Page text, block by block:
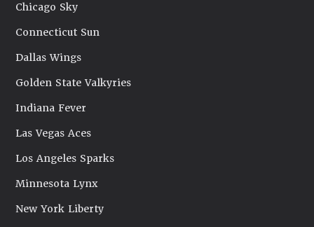
Chicago Sky
Connecticut Sun
Dallas Wings
Golden State Valkyries
Indiana Fever
Las Vegas Aces
Los Angeles Sparks
Minnesota Lynx
New York Liberty